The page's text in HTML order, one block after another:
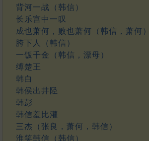
背河一战（韩信）
长乐宫中一叹
成也萧何，败也萧何（韩信，萧何）
胯下人（韩信）
一饭千金（韩信，漂母）
缚楚王
韩白
韩侯出井陉
韩彭
韩信羞比灌
三杰（张良，萧何，韩信）
淮笑韩信（韩信）